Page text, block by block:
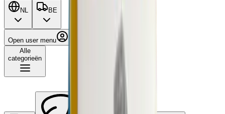
NL BE
Open user menu
Alle
categorieën